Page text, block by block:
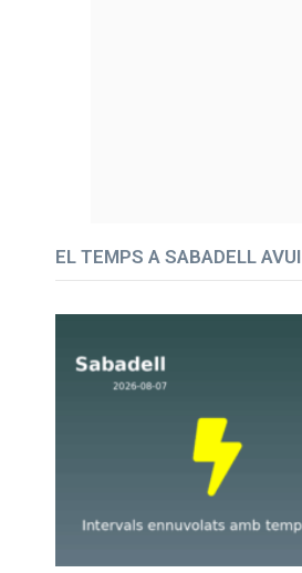
EL TEMPS A SABADELL AVUI